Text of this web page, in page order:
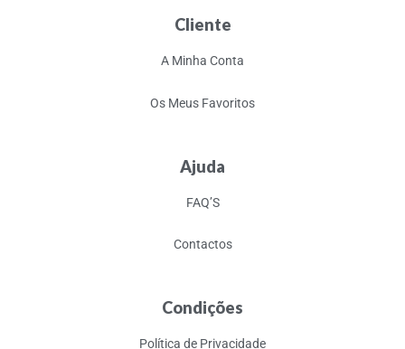
Cliente
A Minha Conta
Os Meus Favoritos
Ajuda
FAQ’S
Contactos
Condições
Política de Privacidade